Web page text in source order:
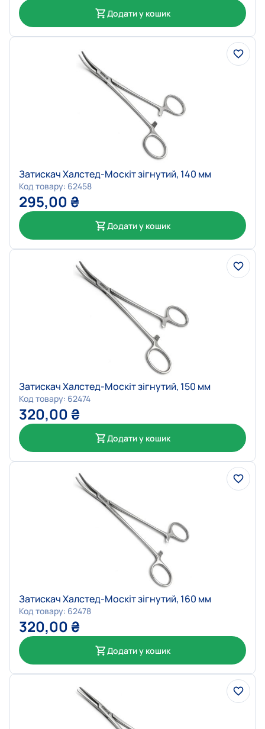
Додати у кошик
Затискач Халстед-Москіт зігнутий, 140 мм
Код товару: 62458
295,00 ₴
Додати у кошик
Затискач Халстед-Москіт зігнутий, 150 мм
Код товару: 62474
320,00 ₴
Додати у кошик
Затискач Халстед-Москіт зігнутий, 160 мм
Код товару: 62478
320,00 ₴
Додати у кошик